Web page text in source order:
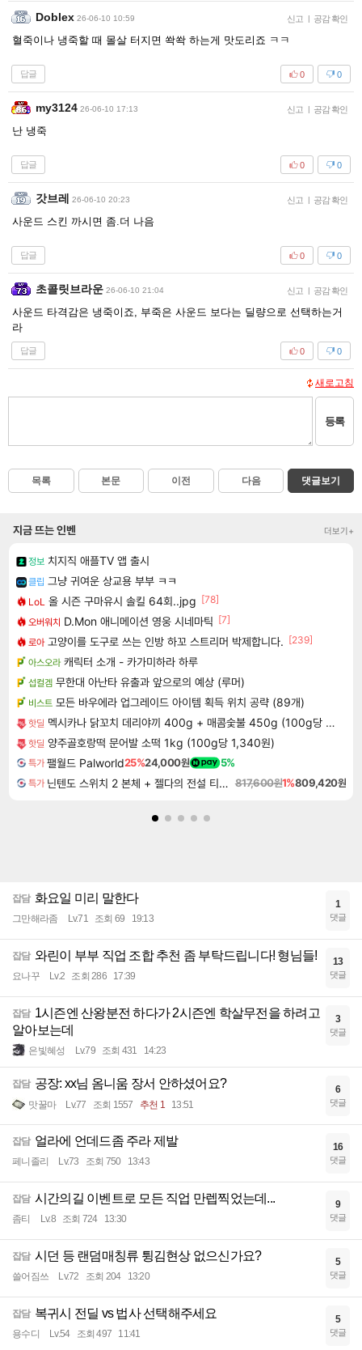
Doblex 26-06-10 10:59 신고 | 공감 확인
혈죽이나 냉죽할 때 몰살 터지면 쏵쏵 하는게 맛도리죠 ㅋㅋ
답글 0
0
my3124 26-06-10 17:13 신고 | 공감 확인
난 냉죽
답글 0
0
갓브레 26-06-10 20:23 신고 | 공감 확인
사운드 스킨 까시면 좀.더 나음
답글 0
0
초콜릿브라운 26-06-10 21:04 신고 | 공감 확인
사운드 타격감은 냉죽이죠, 부죽은 사운드 보다는 딜량으로 선택하는거
라
답글 0
0
새로고침
등록
목록 본문 이전 다음 댓글보기
지금 뜨는 인벤 더보기+
정보 치지직 애플TV 앱 출시
클립 그냥 귀여운 상교용 부부 ㅋㅋ
LoL 올 시즌 구마유시 솔킬 64회..jpg [78]
오버워치 D.Mon 애니메이션 영웅 시네마틱 [7]
로아 고양이를 도구로 쓰는 인방 하꼬 스트리머 박제합니다. [239]
아스오라 캐릭터 소개 - 카가미하라 하루
섭컬겜 무한대 아난타 유출과 앞으로의 예상 (루머)
비스트 모든 바우에라 업그레이드 아이템 획득 위치 공략 (89개)
핫딜 멕시카나 닭꼬치 데리야끼 400g + 매콤숯불 450g (100g당 2,410원)
핫딜 양주골호랑떡 문어발 소떡 1kg (100g당 1,340원)
특가 팰월드 Palworld25%24,000원 5%
특가 닌텐도 스위치 2 본체 + 젤다의 전설 티어스 오브 더 킹덤 닌텐도 스위치 2 에디션 + 젤다의 전설 브레스 오브 더 와일드 닌텐도 스위치 2 에디션 번들 817,600원1%809,420원
잡담 화요일 미리 말한다
그만해라좀 Lv.71 조회 69 19:13
1
댓글
잡담 와린이 부부 직업 조합 추천 좀 부탁드립니다! 형님들!
요나꾸 Lv.2 조회 286 17:39
13
댓글
잡담 1시즌엔 산왕분전 하다가 2시즌엔 학살무전을 하려고
알아보는데
은빛혜성 Lv.79 조회 431 14:23
3
댓글
잡담 공장: xx님 옴니움 장서 안하셨어요?
맛꿀마 Lv.77 조회 1557 추천 1 13:51
6
댓글
잡담 얼라에 언데드좀 주라 제발
페니졸리 Lv.73 조회 750 13:43
16
댓글
잡담 시간의길 이벤트로 모든 직업 만렙찍었는데...
좀티 Lv.8 조회 724 13:30
9
댓글
잡담 시던 등 랜덤매칭류 튕김현상 없으신가요?
쓸어짐쓰 Lv.72 조회 204 13:20
5
댓글
잡담 복귀시 전딜 vs 법사 선택해주세요
용수디 Lv.54 조회 497 11:41
5
댓글